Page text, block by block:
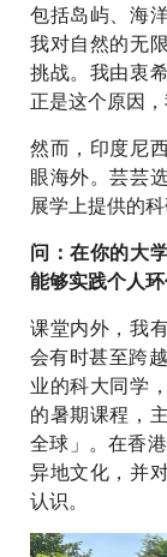
包括岛屿、海
我对自然的无
挑战。我由衷
正是这个原因
然而，印度尼
眼海外。芸芸
展学上提供的
问：在你的大
能够实践个人
课堂内外，我
会有时甚至跨
业的科大同学
的暑期课程，
全球」。在香
异地文化，并
认识。